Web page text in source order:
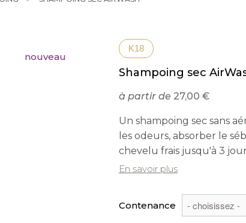
nouveau
K18
Shampoing sec
à partir de27,00
Un shampoing sec sans
les odeurs, absorber le
chevelu frais jusqu'à 3
En savoir plus
Contenance